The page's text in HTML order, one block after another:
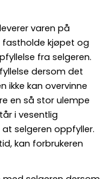
varen på
fastholde kjøpet og
fra selgeren.
dersom det
ikke kan overvinne
en så stor ulempe
i vesentlig
selgeren oppfyller.
kan forbrukeren